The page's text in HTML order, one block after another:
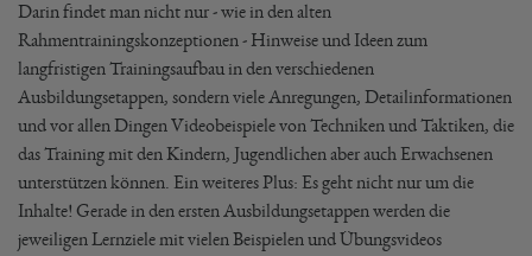
Darin findet man nicht nur - wie in den alten
Rahmentrainingskonzeptionen - Hinweise und Ideen zum
langfristigen Trainingsaufbau in den verschiedenen
Ausbildungsetappen, sondern viele Anregungen, Detailinformationen
und vor allen Dingen Videobeispiele von Techniken und Taktiken, die
das Training mit den Kindern, Jugendlichen aber auch Erwachsenen
unterstützen können. Ein weiteres Plus: Es geht nicht nur um die
Inhalte! Gerade in den ersten Ausbildungsetappen werden die
jeweiligen Lernziele mit vielen Beispielen und Übungsvideos